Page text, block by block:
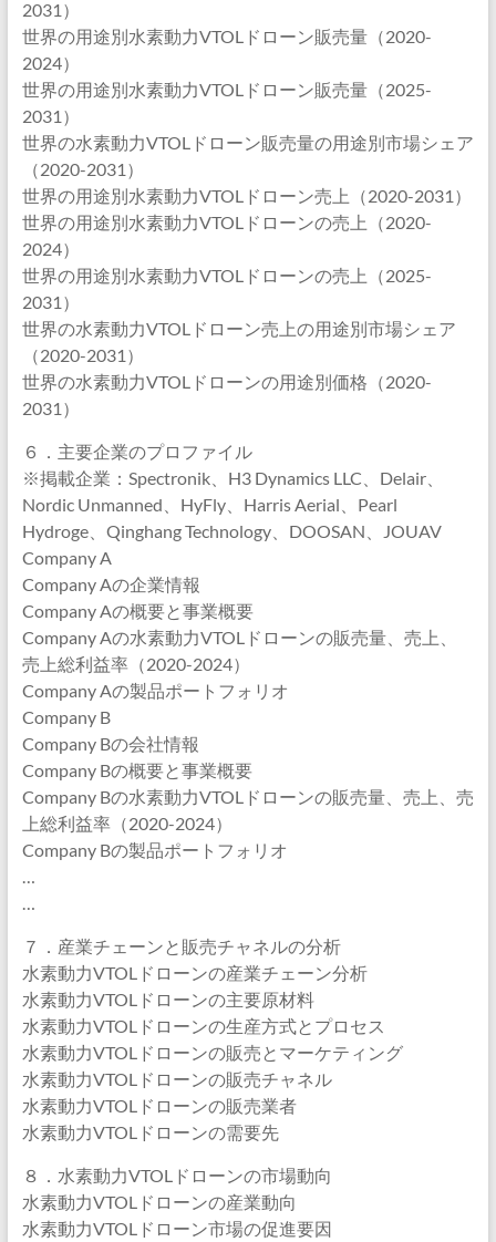
2031）
世界の用途別水素動力VTOLドローン販売量（2020-
2024）
世界の用途別水素動力VTOLドローン販売量（2025-
2031）
世界の水素動力VTOLドローン販売量の用途別市場シェア
（2020-2031）
世界の用途別水素動力VTOLドローン売上（2020-2031）
世界の用途別水素動力VTOLドローンの売上（2020-
2024）
世界の用途別水素動力VTOLドローンの売上（2025-
2031）
世界の水素動力VTOLドローン売上の用途別市場シェア
（2020-2031）
世界の水素動力VTOLドローンの用途別価格（2020-
2031）
６．主要企業のプロファイル
※掲載企業：Spectronik、H3 Dynamics LLC、Delair、
Nordic Unmanned、HyFly、Harris Aerial、Pearl
Hydroge、Qinghang Technology、DOOSAN、JOUAV
Company A
Company Aの企業情報
Company Aの概要と事業概要
Company Aの水素動力VTOLドローンの販売量、売上、
売上総利益率（2020-2024）
Company Aの製品ポートフォリオ
Company B
Company Bの会社情報
Company Bの概要と事業概要
Company Bの水素動力VTOLドローンの販売量、売上、売
上総利益率（2020-2024）
Company Bの製品ポートフォリオ
…
…
７．産業チェーンと販売チャネルの分析
水素動力VTOLドローンの産業チェーン分析
水素動力VTOLドローンの主要原材料
水素動力VTOLドローンの生産方式とプロセス
水素動力VTOLドローンの販売とマーケティング
水素動力VTOLドローンの販売チャネル
水素動力VTOLドローンの販売業者
水素動力VTOLドローンの需要先
８．水素動力VTOLドローンの市場動向
水素動力VTOLドローンの産業動向
水素動力VTOLドローン市場の促進要因